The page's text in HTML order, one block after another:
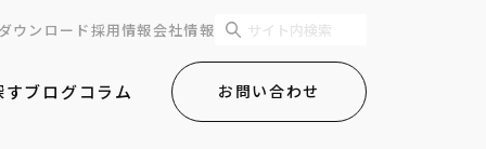
ウンロード採用情報会社情報
ブログコラム お問い合わせ